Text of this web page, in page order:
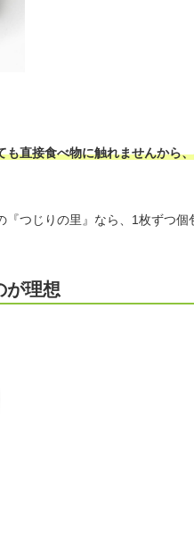
直接食べ物に触れませんから
つじりの里』なら、1枚ずつ個
が理想